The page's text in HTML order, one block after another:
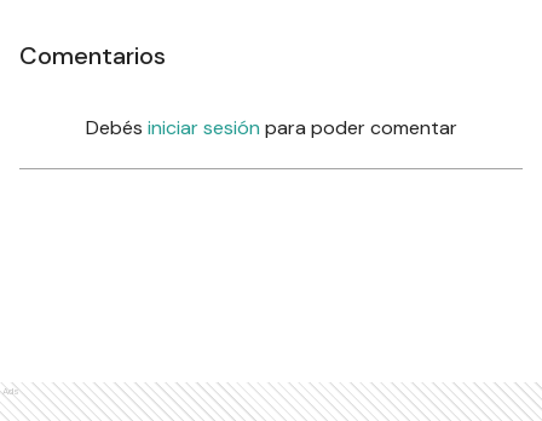
Comentarios
Debés iniciar sesión para poder comentar
Ads